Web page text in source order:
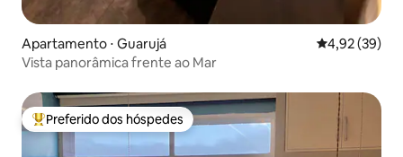
Apartamento ⋅ Guarujá 4,92 de uma
4,92 (39)
Vista panorâmica frente ao Mar
Entre os melhores preferidos dos hóspedes
Preferido dos hóspedes